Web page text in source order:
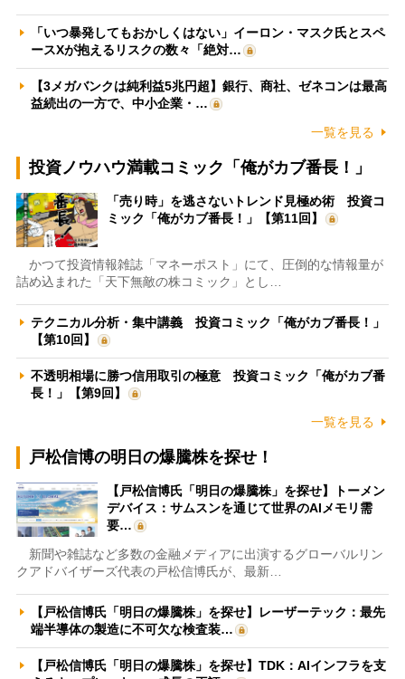
「いつ暴発してもおかしくはない」イーロン・マスク氏とスペ
ースXが抱えるリスクの数々「絶対…
【3メガバンクは純利益5兆円超】銀行、商社、ゼネコンは最高
益続出の一方で、中小企業・…
一覧を見る
投資ノウハウ満載コミック「俺がカブ番長！」
「売り時」を逃さないトレンド見極め術 投資コ
ミック「俺がカブ番長！」【第11回】
かつて投資情報雑誌「マネーポスト」にて、圧倒的な情報量が
詰め込まれた「天下無敵の株コミック」とし…
テクニカル分析・集中講義 投資コミック「俺がカブ番長！」
【第10回】
不透明相場に勝つ信用取引の極意 投資コミック「俺がカブ番
長！」【第9回】
一覧を見る
戸松信博の明日の爆騰株を探せ！
【戸松信博氏「明日の爆騰株」を探せ】トーメン
デバイス：サムスンを通じて世界のAIメモリ需
要…
新聞や雑誌など多数の金融メディアに出演するグローバルリン
クアドバイザーズ代表の戸松信博氏が、最新…
【戸松信博氏「明日の爆騰株」を探せ】レーザーテック：最先
端半導体の製造に不可欠な検査装…
【戸松信博氏「明日の爆騰株」を探せ】TDK：AIインフラを支